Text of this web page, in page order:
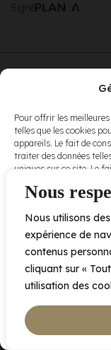
Nous
Nous utilisons
expérience de
contenus
cliquant sur «
utilisation des
Pour offrir les
telles que les cookies
appareils. Le fait de
traiter des données
uniques sur ce site. Le
et fonctions.
Signé
conditions
d’utilisationet
nospolitiques
de
confidentialité .